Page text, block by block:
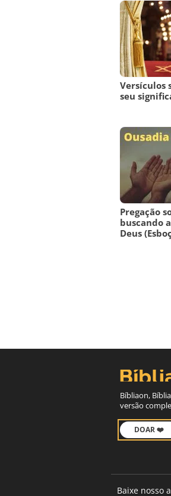
Versículos
seu
Pregação
buscando
Deus
Bíbliaon,
versão
DOAR ❤️
Baixe nosso